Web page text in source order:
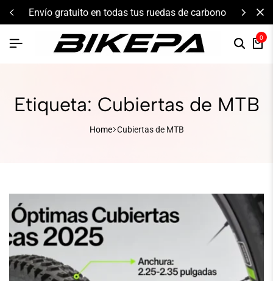
envío gratuito en todas tus ruedas de carbono
0
Etiqueta: Cubiertas de MTB
Home Cubiertas de MTB